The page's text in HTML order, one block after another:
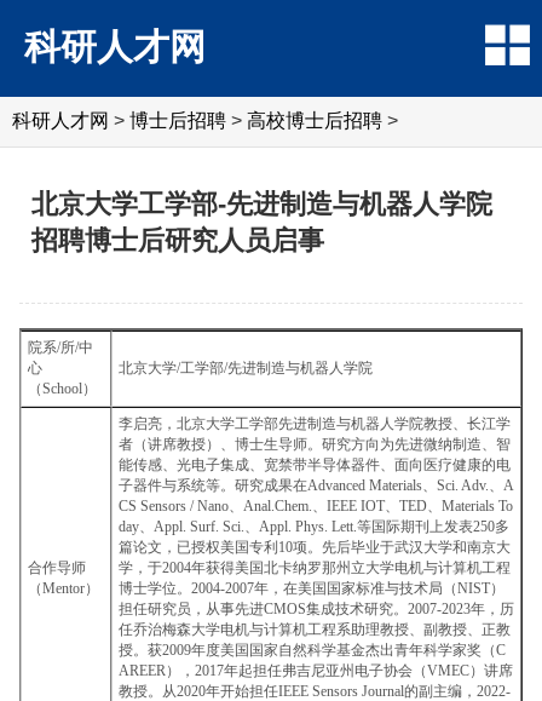
科研人才网
科研人才网 > 博士后招聘 > 高校博士后招聘 >
北京大学工学部-先进制造与机器人学院
招聘博士后研究人员启事
院系/所/中
心
（School）
北京大学/工学部/先进制造与机器人学院
合作导师
（Mentor）
李启亮，北京大学工学部先进制造与机器人学院教授、长江学
者（讲席教授）、博士生导师。研究方向为先进微纳制造、智
能传感、光电子集成、宽禁带半导体器件、面向医疗健康的电
子器件与系统等。研究成果在Advanced Materials、Sci. Adv.、A
CS Sensors / Nano、Anal.Chem.、IEEE IOT、TED、Materials To
day、Appl. Surf. Sci.、Appl. Phys. Lett.等国际期刊上发表250多
篇论文，已授权美国专利10项。先后毕业于武汉大学和南京大
学，于2004年获得美国北卡纳罗那州立大学电机与计算机工程
博士学位。2004-2007年，在美国国家标准与技术局（NIST）
担任研究员，从事先进CMOS集成技术研究。2007-2023年，历
任乔治梅森大学电机与计算机工程系助理教授、副教授、正教
授。获2009年度美国国家自然科学基金杰出青年科学家奖（C
AREER），2017年起担任弗吉尼亚州电子协会（VMEC）讲席
教授。从2020年开始担任IEEE Sensors Journal的副主编，2022-